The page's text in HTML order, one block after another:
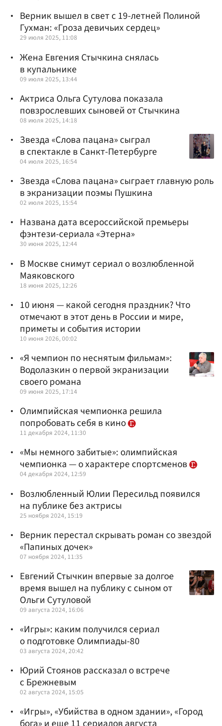
Верник вышел в свет с 19-летней Полиной
Гухман: «Гроза девичьих сердец»
29 июля 2025, 11:08
Жена Евгения Стычкина снялась
в купальнике
09 июля 2025, 13:44
Актриса Ольга Сутулова показала
повзрослевших сыновей от Стычкина
08 июля 2025, 14:18
Звезда «Слова пацана» сыграл
в спектакле в Санкт-Петербурге
04 июля 2025, 16:54
Звезда «Слова пацана» сыграет главную роль
в экранизации поэмы Пушкина
02 июля 2025, 15:54
Названа дата всероссийской премьеры
фэнтези-сериала «Этерна»
30 июня 2025, 12:44
В Москве снимут сериал о возлюбленной
Маяковского
18 июня 2025, 12:26
10 июня — какой сегодня праздник? Что
отмечают в этот день в России и мире,
приметы и события истории
10 июня 2026, 00:02
«Я чемпион по неснятым фильмам»:
Водолазкин о первой экранизации
своего романа
09 июня 2025, 17:14
Олимпийская чемпионка решила
попробовать себя в кино
11 декабря 2024, 11:30
«Мы немного забитые»: олимпийская
чемпионка — о характере спортсменов
04 декабря 2024, 12:59
Возлюбленный Юлии Пересильд появился
на публике без актрисы
25 ноября 2024, 15:19
Верник перестал скрывать роман со звездой
«Папиных дочек»
07 ноября 2024, 11:35
Евгений Стычкин впервые за долгое
время вышел на публику с сыном от
Ольги Сутуловой
09 августа 2024, 16:06
«Игры»: каким получился сериал
о подготовке Олимпиады-80
03 августа 2024, 20:42
Юрий Стоянов рассказал о встрече
с Брежневым
02 августа 2024, 15:05
«Игры», «Убийства в одном здании», «Город